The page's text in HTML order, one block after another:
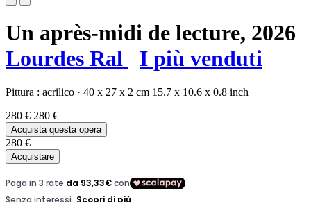
Un après-midi de lecture, 2026
Lourdes Ral
I più venduti
Pittura : acrilico · 40 x 27 x 2 cm 15.7 x 10.6 x 0.8 inch
280 € 280 €
Acquista questa opera
280 €
Acquistare